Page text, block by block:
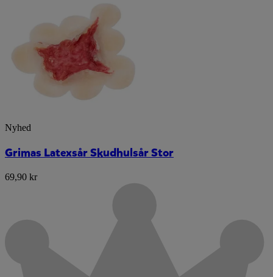
Nyhed
Grimas Latexsår Skudhulsår Stor
69,90 kr